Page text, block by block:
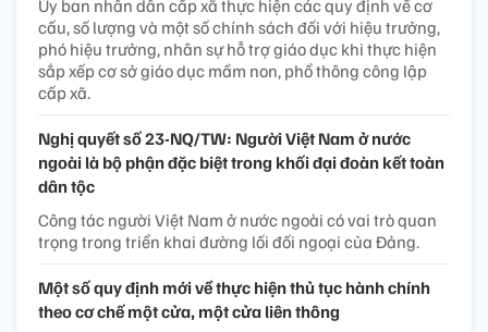
Ủy ban nhân dân cấp xã thực hiện các quy định về cơ
cấu, số lượng và một số chính sách đối với hiệu trưởng,
phó hiệu trưởng, nhân sự hỗ trợ giáo dục khi thực hiện
sắp xếp cơ sở giáo dục mầm non, phổ thông công lập
cấp xã.
Nghị quyết số 23-NQ/TW: Người Việt Nam ở nước
ngoài là bộ phận đặc biệt trong khối đại đoàn kết toàn
dân tộc
Công tác người Việt Nam ở nước ngoài có vai trò quan
trọng trong triển khai đường lối đối ngoại của Đảng.
Một số quy định mới về thực hiện thủ tục hành chính
theo cơ chế một cửa, một cửa liên thông